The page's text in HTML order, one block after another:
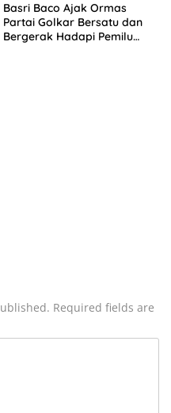
Basri Baco Ajak Ormas
Partai Golkar Bersatu dan
Bergerak Hadapi Pemilu
Required fields are